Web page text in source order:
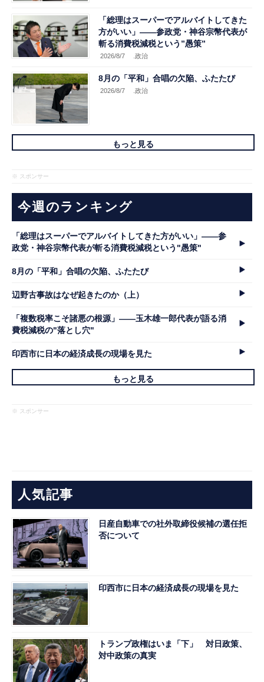
「総理はスーパーでアルバイトしてきた
方がいい」――参政党・神谷宗幣代表が
斬る消費税減税という”愚策”
2026/8/7 .政治
8月の「平和」合唱の欠陥、ふたたび
2026/8/7 .政治
もっと見る
※ スポンサー
今週のランキング
「総理はスーパーでアルバイトしてきた方がいい」――参
政党・神谷宗幣代表が斬る消費税減税という"愚策"
8月の「平和」合唱の欠陥、ふたたび
辺野古事故はなぜ起きたのか（上）
「複数税率こそ諸悪の根源」――玉木雄一郎代表が語る消
費税減税の"落とし穴"
印西市に日本の経済成長の現場を見た
もっと見る
※ スポンサー
人気記事
日産自動車での社外取締役候補の選任拒
否について
印西市に日本の経済成長の現場を見た
トランプ政権はいま「下」 対日政策、
対中政策の真実